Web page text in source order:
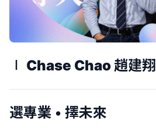
∣ Chase Chao 趙建翔
選專業 • 擇未來